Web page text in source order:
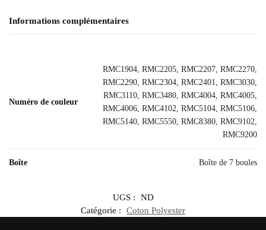
Informations complémentaires
Numéro de couleur
RMC1904, RMC2205, RMC2207, RMC2270,
RMC2290, RMC2304, RMC2401, RMC3030,
RMC3110, RMC3480, RMC4004, RMC4005,
RMC4006, RMC4102, RMC5104, RMC5106,
RMC5140, RMC5550, RMC8380, RMC9102,
RMC9200
Boîte Boîte de 7 boules
UGS :
ND
Catégorie :
Coton Polyester